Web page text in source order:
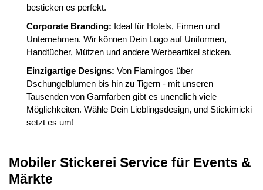
besticken es perfekt.
Corporate Branding: Ideal für Hotels, Firmen und
Unternehmen. Wir können Dein Logo auf Uniformen,
Handtücher, Mützen und andere Werbeartikel sticken.
Einzigartige Designs: Von Flamingos über
Dschungelblumen bis hin zu Tigern - mit unseren
Tausenden von Garnfarben gibt es unendlich viele
Möglichkeiten. Wähle Dein Lieblingsdesign, und Stickimicki
setzt es um!
Mobiler Stickerei Service für Events &
Märkte